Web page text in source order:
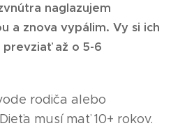
naglazujem
a znova vypálim. Vy si ich
až o 5-6
rodiča alebo
musí mať 10+ rokov.